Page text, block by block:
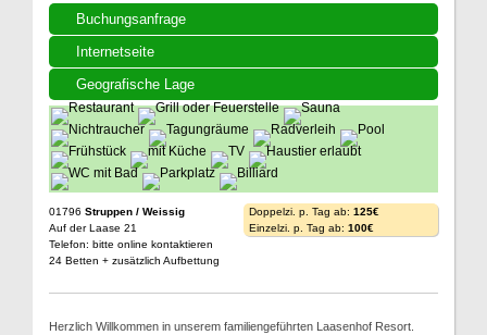
Buchungsanfrage
Internetseite
Geografische Lage
01796 Struppen / Weissig
Auf der Laase 21
Telefon: bitte online kontaktieren
24 Betten + zusätzlich Aufbettung
Doppelzi. p. Tag ab: 125€
Einzelzi. p. Tag ab: 100€
Herzlich Willkommen in unserem familiengeführten Laasenhof Resort.